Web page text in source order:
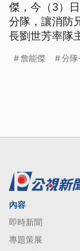
傑，今（3）
分隊，讓消防
長劉世芳率隊
詹能傑 分隊
內容
即時新聞
專題策展